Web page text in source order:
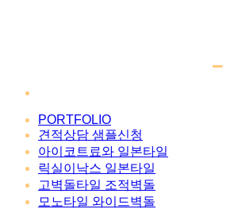
PORTFOLIO
견적상담 샘플신청
아이코트료와 일본타일
릭실이낙스 일본타일
고벽돌타일 조적벽돌
모노타일 와이드벽돌